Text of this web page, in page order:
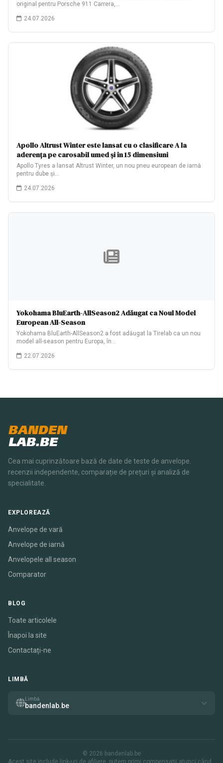
original pentru Porsche 911 Carrera,…
24.07.2026
Apollo Altrust Winter este lansat cu o clasificare A la
aderența pe carosabil umed și în 15 dimensiuni
Apollo Tyres a lansat Altrust Winter, un nou pneu european de iarnă
pentru dube și…
24.07.2026
Yokohama BluEarth-AllSeason2 Adăugat ca Noul Model
European All-Season
Yokohama BluEarth-AllSeason2 a fost adăugat la Tirelab ca un nou
model all-season pentru Europa, în…
22.07.2026
BANDEN
LAB.BE
Cea mai cuprinzătoare bază de date de teste de anvelope.
recenzii independente, comparație de prețuri și analiză de
specialitate.
EXPLOREAZĂ
Anvelope de vară
Anvelope de iarnă
Anvelopele all season
Comparator
BLOG
Toate articolele
Înapoi la site
Contactați-ne
LIMBĂ
Limbă
bandenlab.be
© 2026 bandenlab.be
Acest site include link-uri de afiliere. putem primi compensații atunci când